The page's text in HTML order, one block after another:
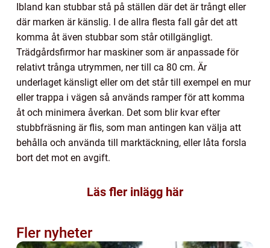
Ibland kan stubbar stå på ställen där det är trångt eller
där marken är känslig. I de allra flesta fall går det att
komma åt även stubbar som står otillgängligt.
Trädgårdsfirmor har maskiner som är anpassade för
relativt trånga utrymmen, ner till ca 80 cm. Är
underlaget känsligt eller om det står till exempel en mur
eller trappa i vägen så används ramper för att komma
åt och minimera åverkan. Det som blir kvar efter
stubbfräsning är flis, som man antingen kan välja att
behålla och använda till marktäckning, eller låta forsla
bort det mot en avgift.
Läs fler inlägg här
Fler nyheter